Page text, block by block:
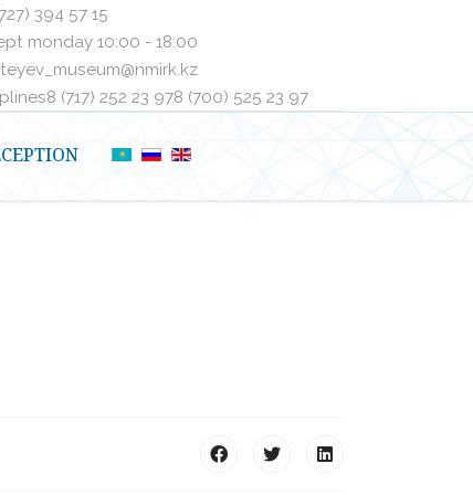
394 57 15
monday 10:00 - 18:00
ㅤ8 (717) 252 23 97ㅤㅤ8 (700) 525 23 97